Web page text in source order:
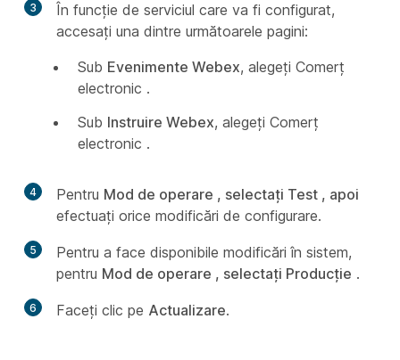
3
În funcție de serviciul care va fi configurat,
accesați una dintre următoarele pagini:
Sub Evenimente Webex, alegeți Comerț
electronic .
Sub Instruire Webex, alegeți Comerț
electronic .
4 Pentru Mod de operare , selectați Test , apoi
efectuați orice modificări de configurare.
5
Pentru a face disponibile modificări în sistem,
pentru Mod de operare , selectați Producție .
6 Faceți clic pe Actualizare.